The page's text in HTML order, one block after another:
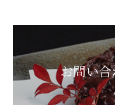
お問い